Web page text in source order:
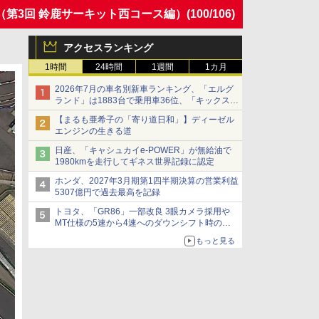
3回 鈴鹿サーキット西コース編） (100/106)
アクセスランキング
1時間 24時間 1週間 1カ月
2026年7月の車名別新車ランキング、「エルグ
ランド」は1883台で乗用車36位、「キックス」
は2591台で27位に
【まるも亜希子の「寄り道日和」】ディーゼル
エンジンの生きる道
日産、「キャシュカイe-POWER」が無給油で
1980kmを走行してギネス世界記録に認定
ホンダ、2027年3月期第1四半期決算の営業利益
5307億円で過去最高を記録
トヨタ、「GR86」一部改良 3眼カメラ採用や
MT仕様の5速から4速へのダウンシフト時の操
もっと見る